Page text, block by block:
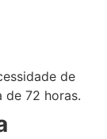
de
de 72 horas.